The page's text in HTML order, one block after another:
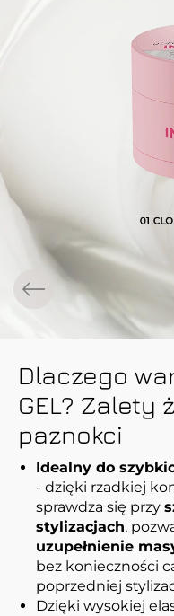
Dlaczego
GEL? Zalety
paznokci
Idealny do
- dzięki rzadkiej
sprawdza się przy
stylizacjach,
uzupełnienie
bez konieczności
poprzedniej
Dzięki wysokiej